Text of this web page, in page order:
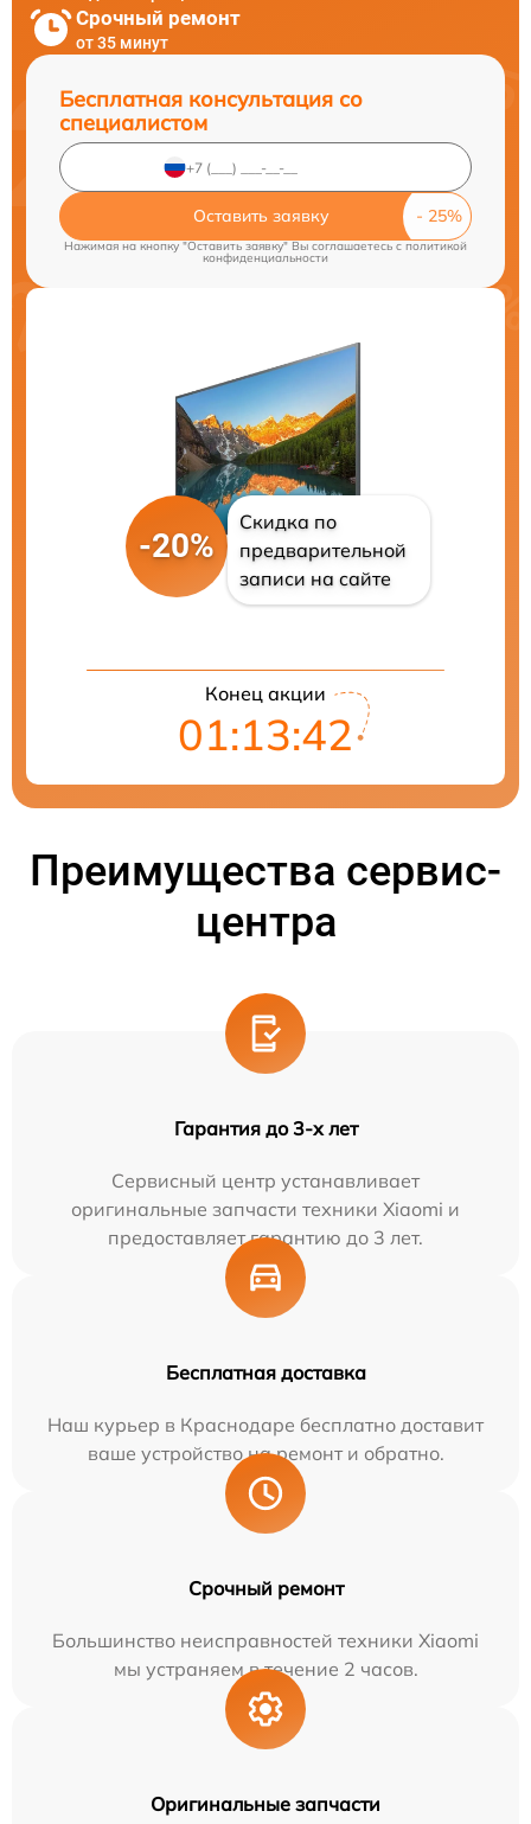
Срочный ремонт
от 35 минут
Бесплатная консультация со
специалистом
Оставить заявку
Нажимая на кнопку "Оставить заявку" Вы соглашаетесь cполитикой
конфиденциальности
-20%
Скидка по
предварительной
записи на сайте
Конец акции
01:13:41
Преимущества сервис-
центра
Гарантия до 3-х лет
Сервисный центр устанавливает
оригинальные запчасти техники Xiaomi и
предоставляет гарантию до 3 лет.
Бесплатная доставка
Наш курьер в Краснодаре бесплатно доставит
ваше устройство на ремонт и обратно.
Срочный ремонт
Большинство неисправностей техники Xiaomi
мы устраняем в течение 2 часов.
Оригинальные запчасти